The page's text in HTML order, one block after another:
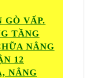
GÒ VẤP.
TẦNG
NÂNG
12
NÂNG